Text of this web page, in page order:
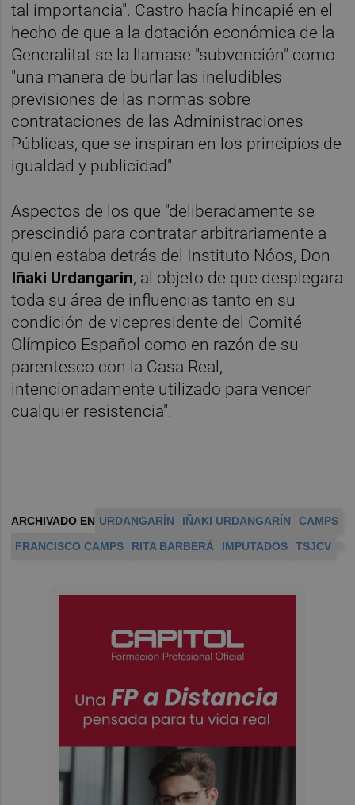
tal importancia". Castro hacía hincapié en el
hecho de que a la dotación económica de la
Generalitat se la llamase "subvención" como
"una manera de burlar las ineludibles
previsiones de las normas sobre
contrataciones de las Administraciones
Públicas, que se inspiran en los principios de
igualdad y publicidad".
Aspectos de los que "deliberadamente se
prescindió para contratar arbitrariamente a
quien estaba detrás del Instituto Nóos, Don
Iñaki Urdangarin, al objeto de que desplegara
toda su área de influencias tanto en su
condición de vicepresidente del Comité
Olímpico Español como en razón de su
parentesco con la Casa Real,
intencionadamente utilizado para vencer
cualquier resistencia".
ARCHIVADO EN URDANGARÍN IÑAKI URDANGARÍN
CAMPS
FRANCISCO CAMPS
RITA BARBERÁ IMPUTADOS TSJCV